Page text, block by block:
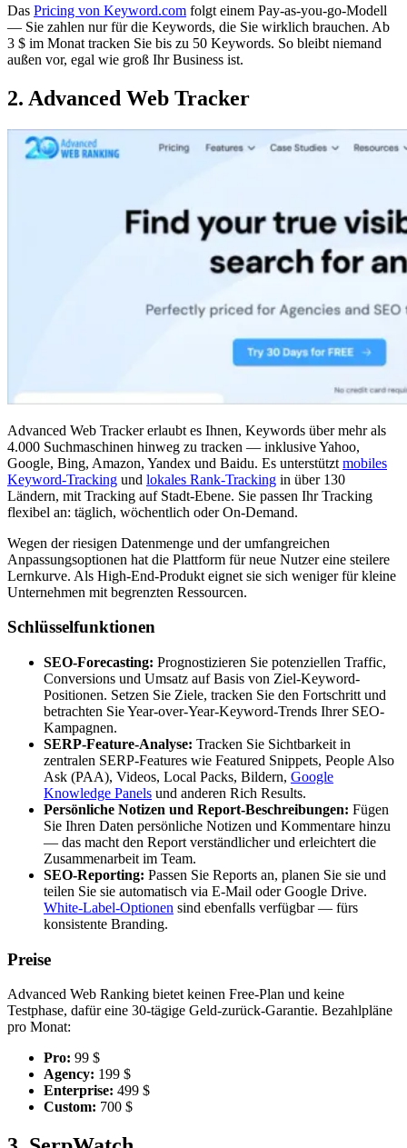
Das Pricing von Keyword.com folgt einem Pay-as-you-go-Modell
— Sie zahlen nur für die Keywords, die Sie wirklich brauchen. Ab
3 $ im Monat tracken Sie bis zu 50 Keywords. So bleibt niemand
außen vor, egal wie groß Ihr Business ist.
2. Advanced Web Tracker
Advanced Web Tracker erlaubt es Ihnen, Keywords über mehr als
4.000 Suchmaschinen hinweg zu tracken — inklusive Yahoo,
Google, Bing, Amazon, Yandex und Baidu. Es unterstützt mobiles
Keyword-Tracking und lokales Rank-Tracking in über 130
Ländern, mit Tracking auf Stadt-Ebene. Sie passen Ihr Tracking
flexibel an: täglich, wöchentlich oder On-Demand.
Wegen der riesigen Datenmenge und der umfangreichen
Anpassungsoptionen hat die Plattform für neue Nutzer eine steilere
Lernkurve. Als High-End-Produkt eignet sie sich weniger für kleine
Unternehmen mit begrenzten Ressourcen.
Schlüsselfunktionen
SEO-Forecasting: Prognostizieren Sie potenziellen Traffic,
Conversions und Umsatz auf Basis von Ziel-Keyword-
Positionen. Setzen Sie Ziele, tracken Sie den Fortschritt und
betrachten Sie Year-over-Year-Keyword-Trends Ihrer SEO-
Kampagnen.
SERP-Feature-Analyse: Tracken Sie Sichtbarkeit in
zentralen SERP-Features wie Featured Snippets, People Also
Ask (PAA), Videos, Local Packs, Bildern, Google
Knowledge Panels und anderen Rich Results.
Persönliche Notizen und Report-Beschreibungen: Fügen
Sie Ihren Daten persönliche Notizen und Kommentare hinzu
— das macht den Report verständlicher und erleichtert die
Zusammenarbeit im Team.
SEO-Reporting: Passen Sie Reports an, planen Sie sie und
teilen Sie sie automatisch via E-Mail oder Google Drive.
White-Label-Optionen sind ebenfalls verfügbar — fürs
konsistente Branding.
Preise
Advanced Web Ranking bietet keinen Free-Plan und keine
Testphase, dafür eine 30-tägige Geld-zurück-Garantie. Bezahlpläne
pro Monat:
Pro: 99 $
Agency: 199 $
Enterprise: 499 $
Custom: 700 $